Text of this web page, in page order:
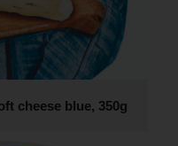
cheese blue, 350g